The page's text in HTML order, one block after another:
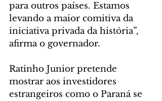
para outros países. Estamos
levando a maior comitiva da
iniciativa privada da história”,
afirma o governador.
Ratinho Junior pretende
mostrar aos investidores
estrangeiros como o Paraná se